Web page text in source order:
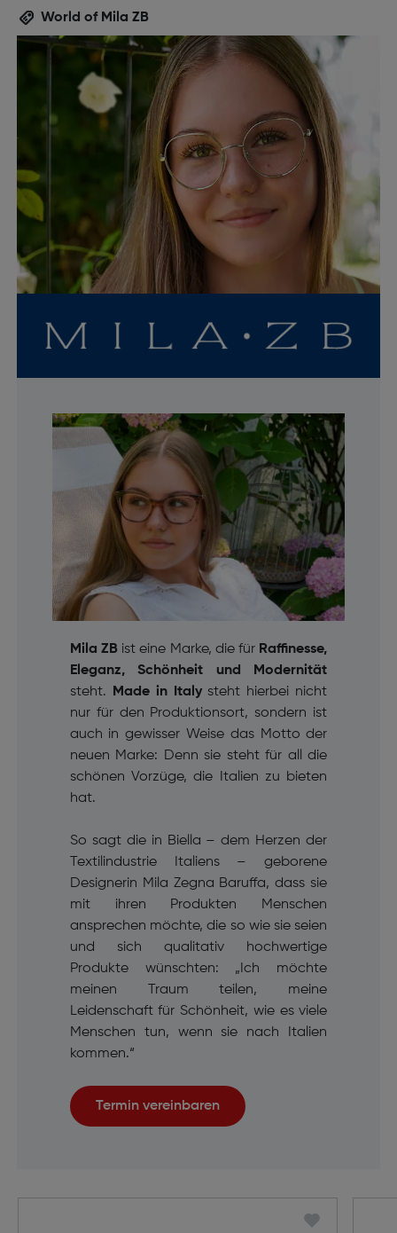
World of Mila ZB
Mila ZBist eine Marke, die für Raffinesse,
Eleganz, Schönheit und Modernität
steht. Made in Italysteht hierbei nicht
nur für den Produktionsort, sondern ist
auch in gewisser Weise das Motto der
neuen Marke: Denn sie steht für all die
schönen Vorzüge, die Italien zu bieten
hat.
So sagt die in Biella – dem Herzen der
Textilindustrie Italiens – geborene
Designerin Mila Zegna Baruffa, dass sie
mit ihren Produkten Menschen
ansprechen möchte, die so wie sie seien
und sich qualitativ hochwertige
Produkte wünschten: „Ich möchte
meinen Traum teilen, meine
Leidenschaft für Schönheit, wie es viele
Menschen tun, wenn sie nach Italien
kommen.“
Termin vereinbaren